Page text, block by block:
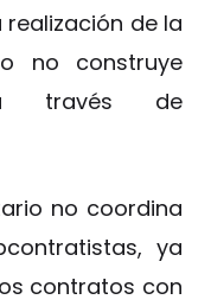
de la
no construye
través de
no coordina
ya
contratos con